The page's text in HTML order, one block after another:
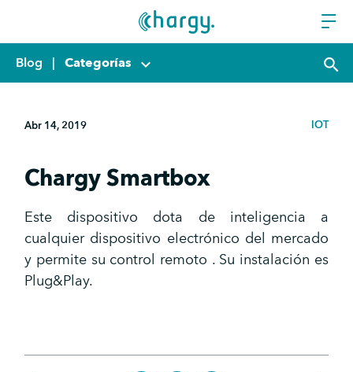
Blog | Categorías keyboard_arrow_down search
Abr 14, 2019 IOT
Chargy Smartbox
Este dispositivo dota de inteligencia a
cualquier dispositivo electrónico del mercado
y permite su control remoto . Su instalación es
Plug&Play.